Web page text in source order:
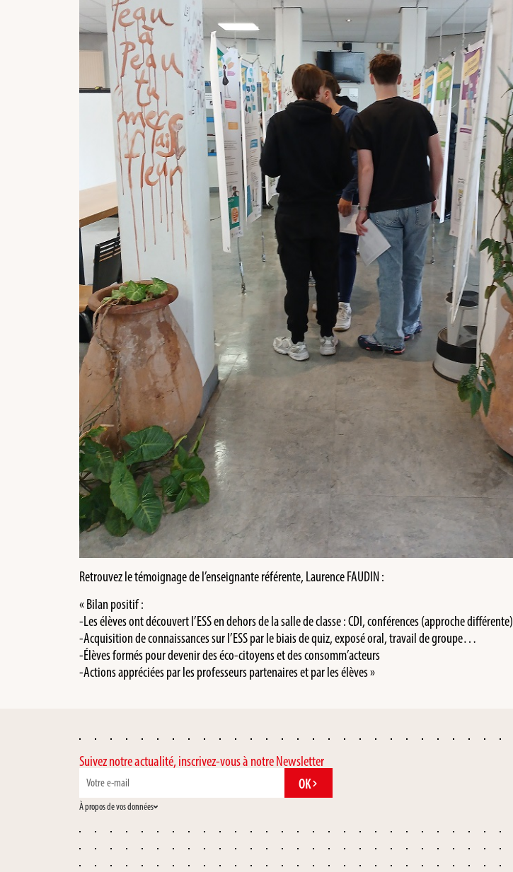
Retrouvez le témoignage de l’enseignante référente, Laurence FAUDIN :
« Bilan positif :
-Les élèves ont découvert l’ESS en dehors de la salle de classe : CDI, conférences (approche différente)
-Acquisition de connaissances sur l’ESS par le biais de quiz, exposé oral, travail de groupe…
-Élèves formés pour devenir des éco-citoyens et des consomm’acteurs
-Actions appréciées par les professeurs partenaires et par les élèves »
Suivez notre actualité, inscrivez-vous à notre Newsletter
OK
À propos de vos données